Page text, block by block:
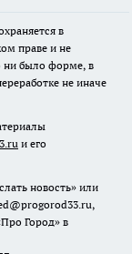
в
праве и не
ни было форме, в
не иначе
и его
новость» или
Город» в